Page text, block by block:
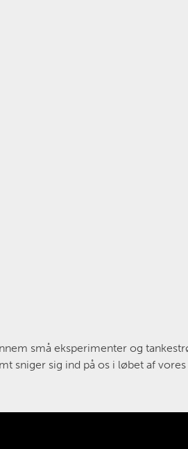
små eksperimenter og
sniger sig ind på os i løbet af vores